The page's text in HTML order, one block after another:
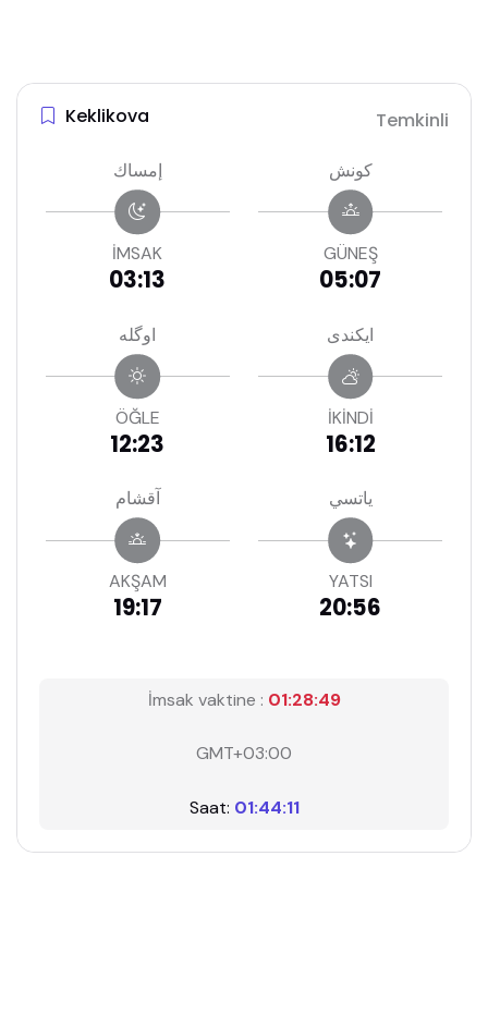
Keklikova Temkinli
إمساك
İMSAK
03:13
كونش
GÜNEŞ
05:07
اوگله
ÖĞLE
12:23
ايكندى
İKİNDİ
16:12
آقشام
AKŞAM
19:17
ياتسي
YATSI
20:56
İmsak vaktine : 01:28:48
GMT+03:00
Saat: 01:44:12